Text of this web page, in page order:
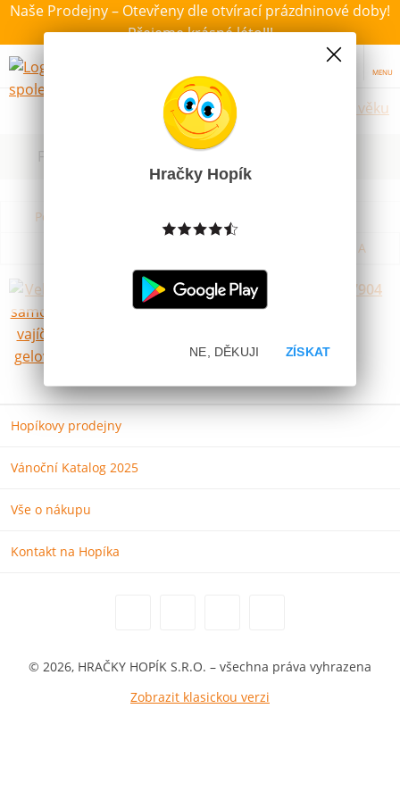
Naše Prodejny – Otevřeny dle otvírací prázdninové doby!
Přejeme krásné léto!!!
MENU
Hračky dle věku
Filtrovat dle dostupnosti, ceny, výrobce
Podle názvu od A do Z
Podle názvu od Z do A
Velikonoční samolepky na vajíčka 7904
gelové 9 x 19 cm
Hopíkovy prodejny
Vánoční Katalog 2025
Vše o nákupu
Kontakt na Hopíka
© 2026, HRAČKY HOPÍK S.R.O. – všechna práva vyhrazena
Zobrazit klasickou verzi
Hračky Hopík
ZÍSKAT
NE, DĚKUJI